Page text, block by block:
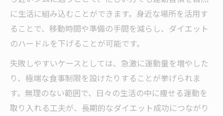
に生活に組み込むことができます。身近な場所を活用す
ることで、移動時間や準備の手間を減らし、ダイエット
のハードルを下げることが可能です。
失敗しやすいケースとしては、急激に運動量を増やした
り、極端な食事制限を設けたりすることが挙げられま
す。無理のない範囲で、日々の生活の中に痩せる運動を
取り入れる工夫が、長期的なダイエット成功につながり